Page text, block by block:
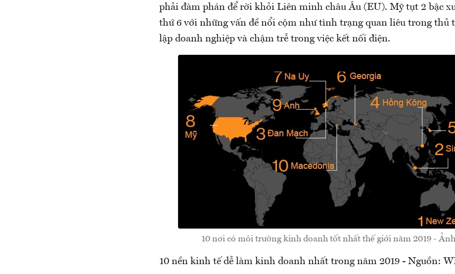
phải đàm phán để rời khỏi Liên minh châu Âu (EU). Mỹ tụt 2 bậc
thứ 6 với những vấn đề nổi cộm như tình trạng quan liêu trong thủ
lập doanh nghiệp và chậm trễ trong việc kết nối điện.
10 nơi có môi trường kinh doanh tốt nhất thế giới năm 2019 -
10 nền kinh tế dễ làm kinh doanh nhất trong năm 2019 - Nguồn: